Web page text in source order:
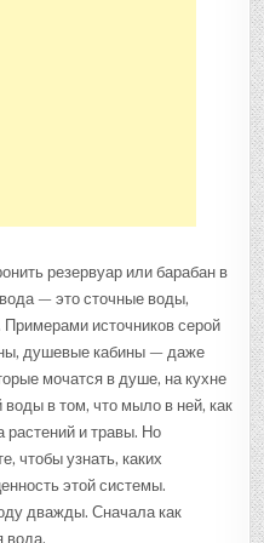
резервуар или барабан в
— это сточные воды,
источников серой
душевые кабины — даже
мочатся в душе, на кухне
в том, что мыло в ней, как
растений и травы. Но
чтобы узнать, каких
этой системы.
дважды. Сначала как
вода.